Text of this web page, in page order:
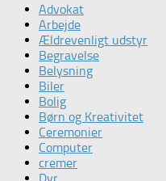
Advokat
Arbejde
Ældrevenligt udstyr
Begravelse
Belysning
Biler
Bolig
Børn og Kreativitet
Ceremonier
Computer
cremer
Dyr